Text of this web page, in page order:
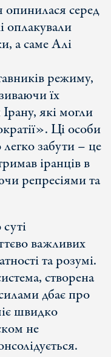
опинилася серед
оплакували
а саме Алі
режиму,
їх
які могли
Ці особи
забути – це
іранців в
репресіями та
важливих
та розумі.
створена
дбає про
швидко
не